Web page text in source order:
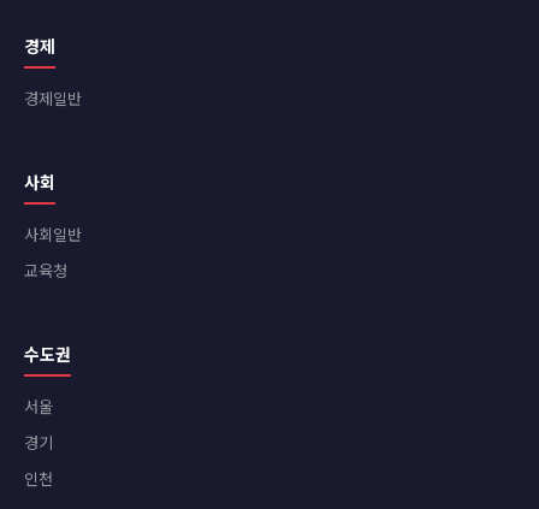
경제
경제일반
사회
사회일반
교육청
수도권
서울
경기
인천